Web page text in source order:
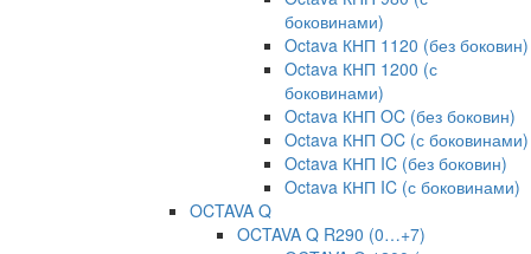
боковинами)
Octava КНП 1120 (без боковин)
Octava КНП 1200 (с
боковинами)
Octava КНП OC (без боковин)
Octava КНП OC (с боковинами)
Octava КНП IC (без боковин)
Octava КНП IC (с боковинами)
OCTAVA Q
OCTAVA Q R290 (0…+7)